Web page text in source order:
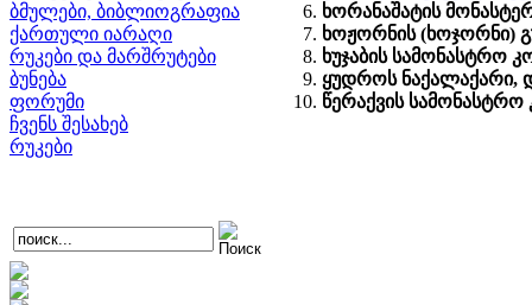
ბმულები, ბიბლიოგრაფია
ქართული იარაღი
რუკები და მარშრუტები
ბუნება
ფორუმი
ჩვენს შესახებ
რუკები
ხორანაშატის
ხოჟორნის (ხოჯორნი)
ხუჯაბის სამონასტრო
ყუდროს ნაქალაქარი,
წერაქვის სამონასტრო